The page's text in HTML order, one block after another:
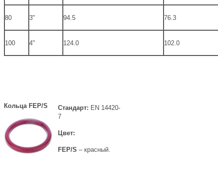
80 3" 94.5 76.3
100 4" 124.0 102.0
Кольца FEP/S Стандарт: EN 14420-
7
Цвет:
FEP/S – красный.